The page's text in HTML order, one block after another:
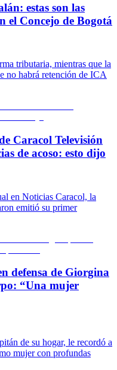
estas son las
el Concejo de Bogotá
tributaria, mientras que la
no habrá retención de ICA
Caracol Televisión
de acoso: esto dijo
en Noticias Caracol, la
emitió su primer
defensa de Giorgina
“Una mujer
de su hogar, le recordó a
mujer con profundas